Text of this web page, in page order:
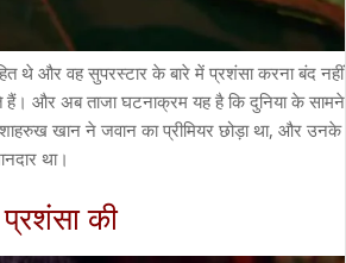
थे और वह सुपरस्टार के बारे में प्रशंसा करना बंद नहीं
और अब ताजा घटनाक्रम यह है कि दुनिया के सामने
खान ने जवान का प्रीमियर छोड़ा था, और उनके
था।
की